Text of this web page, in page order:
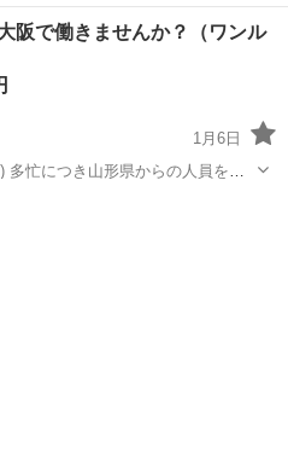
の不安定さ…。 その悩み、施工管
験
阪で働きませんか？（ワンル
1月6日